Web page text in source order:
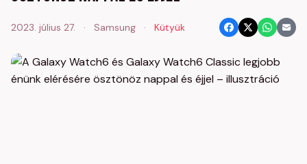
2023. július 27. · Samsung · Kütyük